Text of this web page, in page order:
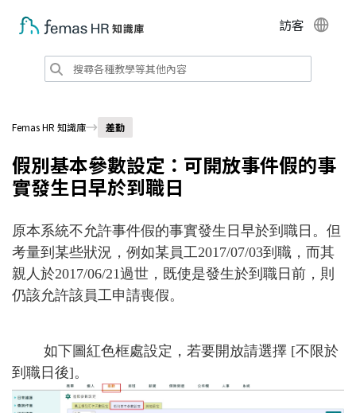
訪客
Femas HR 知識庫 差勤
假別基本參數設定：可開放事件假的事
實發生日早於到職日
原本系統不允許事件假的事實發生日早於到職日。但
考量到某些狀況，例如某員工2017/07/03到職，而其
親人於2017/06/21過世，既使是發生於到職日前，則
仍該允許該員工申請喪假。
如下圖紅色框處設定，若要開放請選擇 [不限於
到職日後]。